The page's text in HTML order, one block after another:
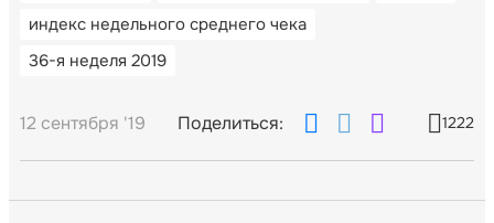
индекс недельного среднего чека
36-я неделя 2019
12 сентября '19 Поделиться: 1222